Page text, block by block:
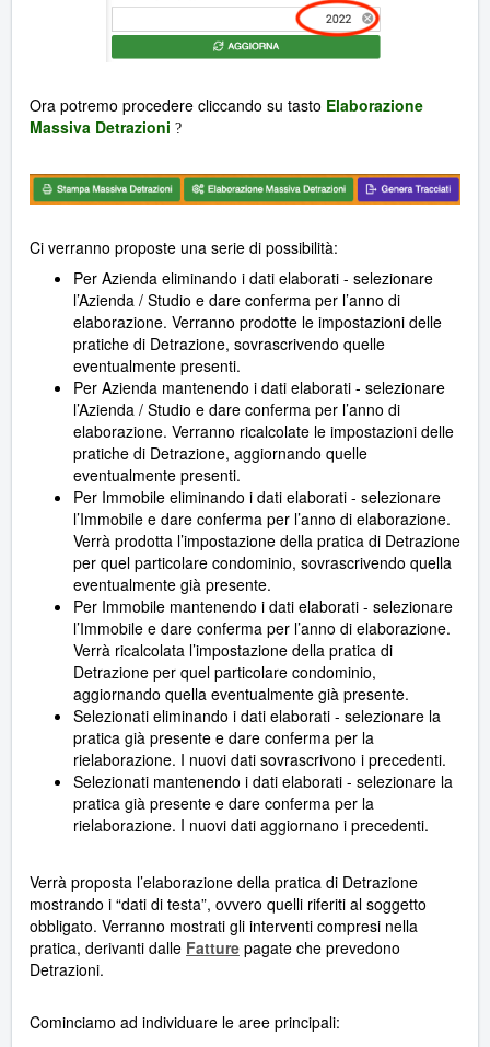
Ora potremo procedere cliccando su tasto Elaborazione
Massiva Detrazioni ?
Ci verranno proposte una serie di possibilità:
Per Azienda eliminando i dati elaborati - selezionare
l’Azienda / Studio e dare conferma per l’anno di
elaborazione. Verranno prodotte le impostazioni delle
pratiche di Detrazione, sovrascrivendo quelle
eventualmente presenti.
Per Azienda mantenendo i dati elaborati - selezionare
l’Azienda / Studio e dare conferma per l’anno di
elaborazione. Verranno ricalcolate le impostazioni delle
pratiche di Detrazione, aggiornando quelle
eventualmente presenti.
Per Immobile eliminando i dati elaborati - selezionare
l’Immobile e dare conferma per l’anno di elaborazione.
Verrà prodotta l’impostazione della pratica di Detrazione
per quel particolare condominio, sovrascrivendo quella
eventualmente già presente.
Per Immobile mantenendo i dati elaborati - selezionare
l’Immobile e dare conferma per l’anno di elaborazione.
Verrà ricalcolata l’impostazione della pratica di
Detrazione per quel particolare condominio,
aggiornando quella eventualmente già presente.
Selezionati eliminando i dati elaborati - selezionare la
pratica già presente e dare conferma per la
rielaborazione. I nuovi dati sovrascrivono i precedenti.
Selezionati mantenendo i dati elaborati - selezionare la
pratica già presente e dare conferma per la
rielaborazione. I nuovi dati aggiornano i precedenti.
Verrà proposta l’elaborazione della pratica di Detrazione
mostrando i “dati di testa”, ovvero quelli riferiti al soggetto
obbligato. Verranno mostrati gli interventi compresi nella
pratica, derivanti dalle Fatture pagate che prevedono
Detrazioni.
Cominciamo ad individuare le aree principali: